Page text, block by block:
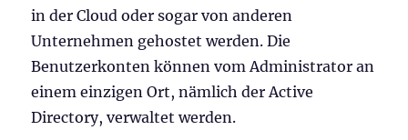
in der Cloud oder sogar von anderen
Unternehmen gehostet werden. Die
Benutzerkonten können vom Administrator an
einem einzigen Ort, nämlich der Active
Directory, verwaltet werden.